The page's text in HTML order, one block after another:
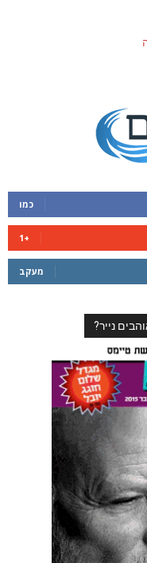
כמו
+1
מעקב
נייר?